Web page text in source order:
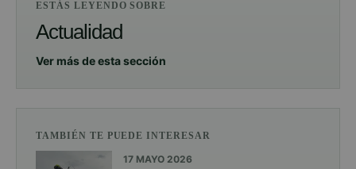
ESTÁS LEYENDO SOBRE
Actualidad
Ver más de esta sección
TAMBIÉN TE PUEDE INTERESAR
17 MAYO 2026